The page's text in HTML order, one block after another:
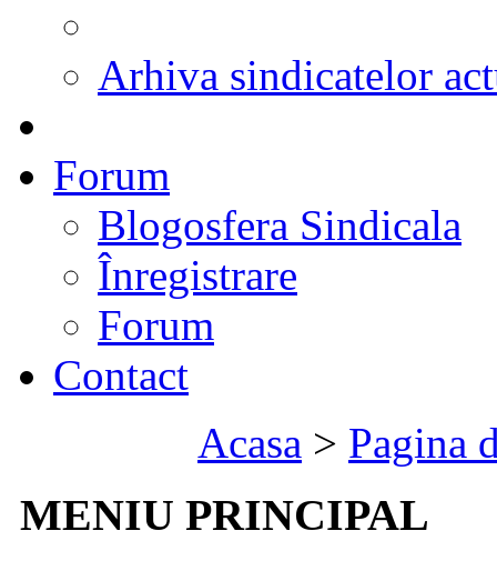
Arhiva sindicatelor
Forum
Blogosfera Sindicala
Înregistrare
Forum
Contact
Acasa > Pagina
MENIU PRINCIPAL